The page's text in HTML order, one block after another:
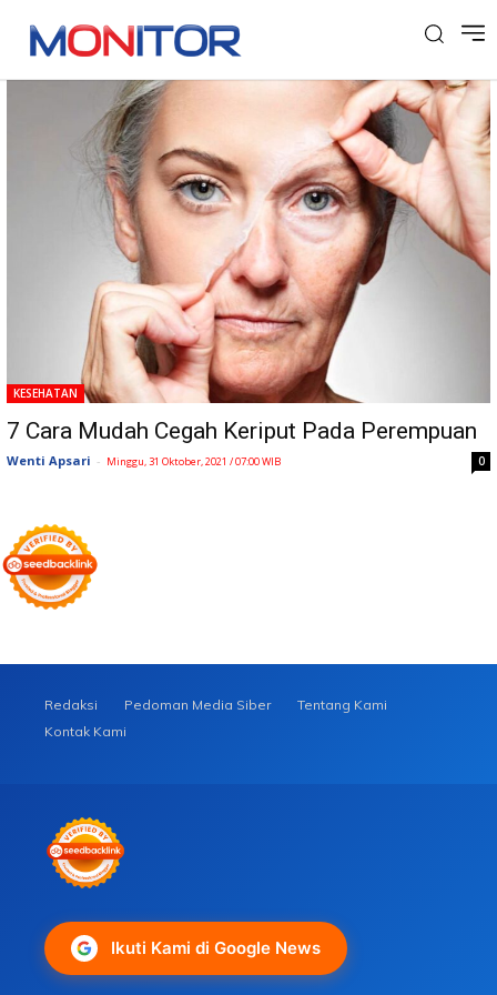
Tag: keriput
KESEHATAN
7 Cara Mudah Cegah Keriput Pada Perempuan
Wenti Apsari - Minggu, 31 Oktober, 2021 / 07:00 WIB 0
Redaksi Pedoman Media Siber
Tentang Kami
Kontak Kami
Ikuti Kami di Google News